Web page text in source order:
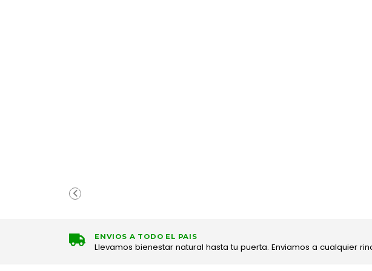
ENVIOS A TODO EL PAIS
Llevamos bienestar natural hasta tu puerta. Enviamos a cualquier